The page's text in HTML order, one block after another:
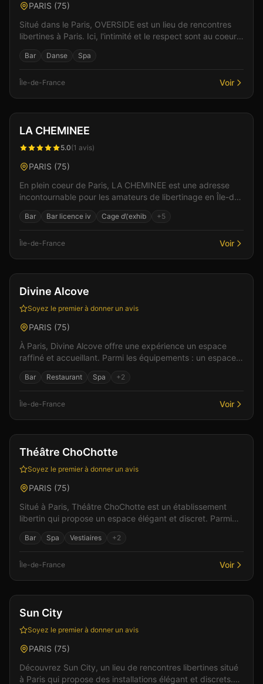
PARIS (75)
Situé dans le Paris, OVERSIDE est un lieu de rencontres
libertines à Paris. Ici, l'intimité et le respect sont au coeur
Bar Danse Spa
Île-de-France Voir
Club Spa & Wellness +3
LA CHEMINEE
5.0(1 avis)
PARIS (75)
En plein coeur de Paris, LA CHEMINEE est une adresse
incontournable pour les amateurs de libertinage en Île-de-
Bar Bar licence iv Cage d\'exhib +5
Île-de-France Voir
Bar Club +4
Divine Alcove
Soyez le premier à donner un avis
PARIS (75)
À Paris, Divine Alcove offre une expérience un espace
raffiné et accueillant. Parmi les équipements : un espace
Bar Restaurant Spa +2
Île-de-France Voir
Bar Club +3
Théâtre ChoChotte
Soyez le premier à donner un avis
PARIS (75)
Situé à Paris, Théâtre ChoChotte est un établissement
libertin qui propose un espace élégant et discret. Parmi
Bar Spa Vestiaires +2
Île-de-France Voir
Bar Gay friendly +3
Sun City
Soyez le premier à donner un avis
PARIS (75)
Découvrez Sun City, un lieu de rencontres libertines situé
à Paris qui propose des installations élégant et discrets.